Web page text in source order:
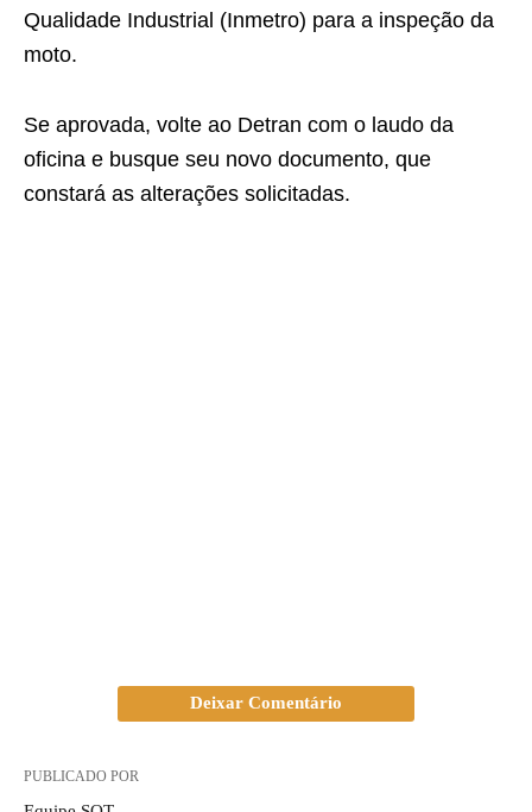
Qualidade Industrial (Inmetro) para a inspeção da
moto.
Se aprovada, volte ao Detran com o laudo da
oficina e busque seu novo documento, que
constará as alterações solicitadas.
Deixar Comentário
PUBLICADO POR